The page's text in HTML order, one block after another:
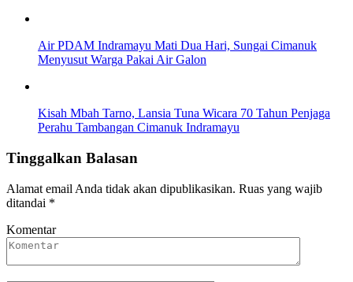
Air PDAM Indramayu Mati Dua Hari, Sungai Cimanuk
Menyusut Warga Pakai Air Galon
Kisah Mbah Tarno, Lansia Tuna Wicara 70 Tahun Penjaga
Perahu Tambangan Cimanuk Indramayu
Tinggalkan Balasan
Alamat email Anda tidak akan dipublikasikan. Ruas yang wajib
ditandai *
Komentar